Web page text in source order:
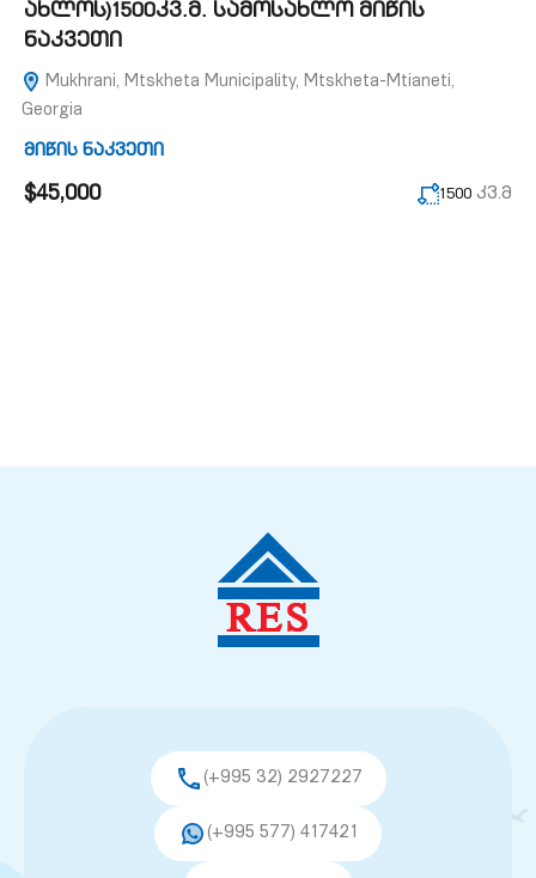
ახლოს)1500კვ.მ. სამოსახლო მიწის
ნაკვეთი
Mukhrani, Mtskheta Municipality, Mtskheta-Mtianeti,
Georgia
მიწის ნაკვეთი
$45,000 1500 კვ.მ
(+995 32) 2927227
(+995 577) 417421